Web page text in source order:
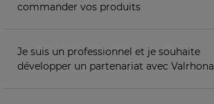
commander vos produits
Je suis un professionnel et je souhaite
développer un partenariat avec Valrhona